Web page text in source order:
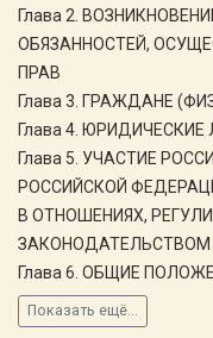
Глава 2.
ОБЯЗАННОСТЕЙ,
ПРАВ
Глава 3. ГРАЖДАНЕ
Глава 4. ЮРИДИЧЕСКИЕ
Глава 5. УЧАСТИЕ
РОССИЙСКОЙ
В ОТНОШЕНИЯХ,
ЗАКОНОДАТЕЛЬСТВОМ
Глава 6. ОБЩИЕ
Показать ещё...